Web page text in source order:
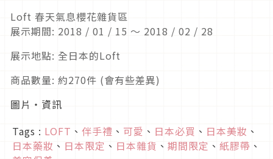
Loft 春天氣息櫻花雜貨區
展示期間: 2018 / 01 / 15 ～ 2018 / 02 / 28
展示地點: 全日本的Loft
商品數量: 約270件 (會有些差異)
圖片・資訊
Tags : LOFT 、 伴手禮 、 可愛 、 日本必買 、 日本美妝 、
日本藥妝 、 日本限定 、 日本雜貨 、 期間限定 、 紙膠帶 、